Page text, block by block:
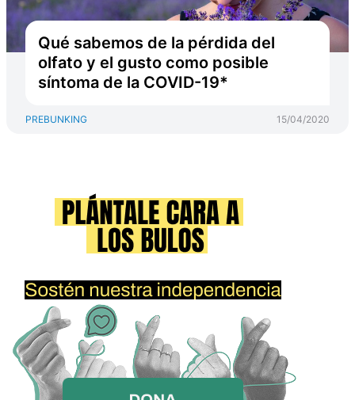
Qué sabemos de la pérdida del
olfato y el gusto como posible
síntoma de la COVID-19*
PREBUNKING 15/04/2020